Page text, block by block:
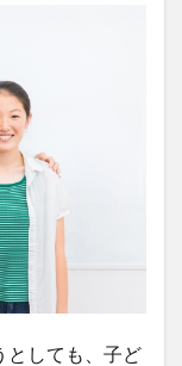
としても、子ど